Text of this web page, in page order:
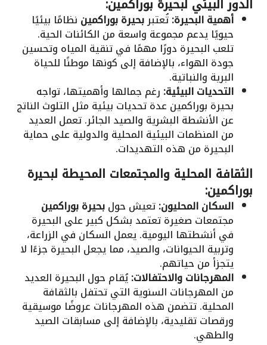
أهمية البحيرة:تُعتبربحيرة بوراكمين نظامًا بيئيًا
حيويًا يدعم مجموعة واسعة من الكائنات الحية.
تلعب البحيرة دورًا مهمًا في تنقية المياه وتحسين
جودة الهواء، بالإضافة إلى كونها موطنًا للحياة
البرية والنباتية.
التحديات البيئية: رغم جمالها وأهميتها، تواجه
بحيرة بوراكمين عدة تحديات بيئية مثل التلوث الناتج
عن الأنشطة البشرية والصيد الجائر. تعمل العديد
من المنظمات البيئية المحلية والدولية على حماية
البحيرة من هذه التهديدات.
الثقافة المحلية والمجتمعات المحيطة لبحيرة
بوراكمين:
السكان المحليون:تعيش حولبحيرة بوراكمين
مجتمعات صغيرة تعتمد بشكل كبير على البحيرة
في أنشطتها اليومية. يعمل السكان في الزراعة،
وتربية الحيوانات، والصيد، مما يجعل البحيرة جزءًا لا
يتجزأ من حياتهم.
المهرجانات والاحتفالات:يُقام حول البحيرة العديد
من المهرجانات السنوية التي تحتفل بالثقافة
المحلية. تتضمن هذه المهرجانات عروضًا موسيقية
ورقصات تقليدية، بالإضافة إلى مسابقات الصيد
والطهي.